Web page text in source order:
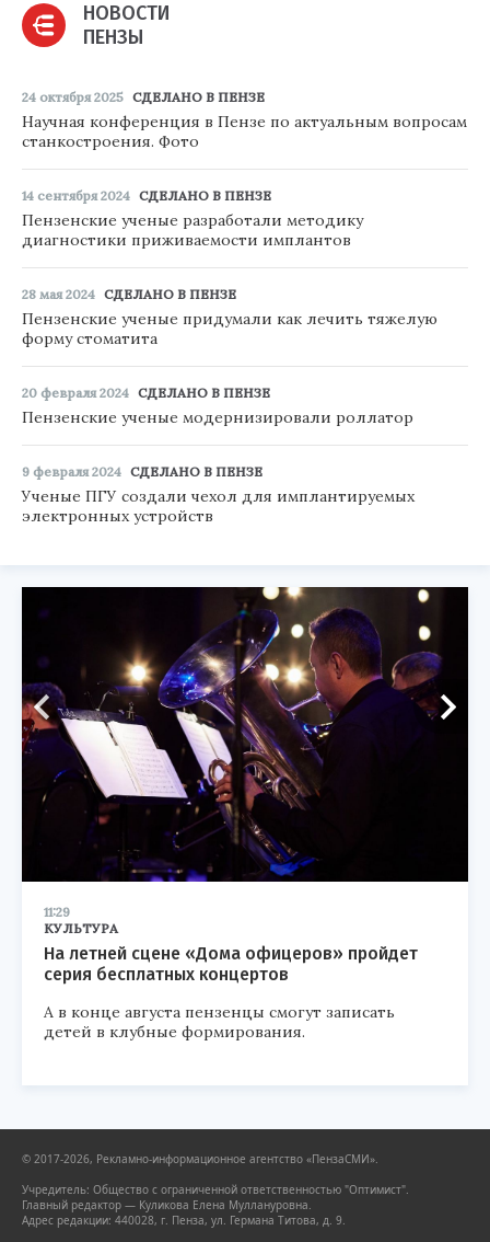
НОВОСТИ
ПЕНЗЫ
24 октября 2025 СДЕЛАНО В ПЕНЗЕ
Научная конференция в Пензе по актуальным вопросам
станкостроения. Фото
14 сентября 2024 СДЕЛАНО В ПЕНЗЕ
Пензенские ученые разработали методику
диагностики приживаемости имплантов
28 мая 2024 СДЕЛАНО В ПЕНЗЕ
Пензенские ученые придумали как лечить тяжелую
форму стоматита
20 февраля 2024 СДЕЛАНО В ПЕНЗЕ
Пензенские ученые модернизировали роллатор
9 февраля 2024 СДЕЛАНО В ПЕНЗЕ
Ученые ПГУ создали чехол для имплантируемых
электронных устройств
11:29
КУЛЬТУРА
На летней сцене «Дома офицеров» пройдет
серия бесплатных концертов
А в конце августа пензенцы смогут записать
детей в клубные формирования.
© 2017-2026, Рекламно-информационное агентство «ПензаСМИ».
Учредитель: Общество с ограниченной ответственностью "Оптимист".
Главный редактор — Куликова Елена Муллануровна.
Адрес редакции: 440028, г. Пенза, ул. Германа Титова, д. 9.